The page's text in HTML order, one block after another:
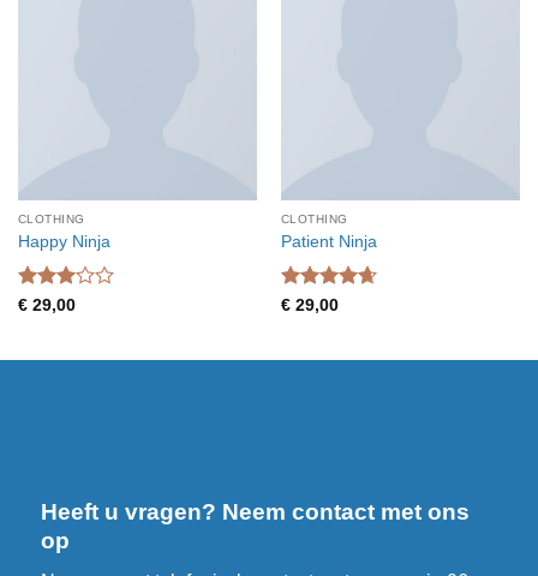
CLOTHING
Happy Ninja
Waardering
€29,00
CLOTHING
Patient Ninja
Waardering
€29,00
Heeft u vragen? Neem contact met ons
op